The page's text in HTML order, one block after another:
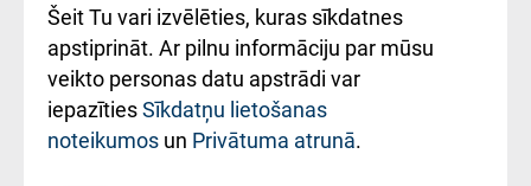
Rekvizīti un
ārstniecības
iestādes kods
010000234
Šeit Tu vari izvēlēties, kuras sīkdatnes
apstiprināt. Ar pilnu informāciju par mūsu
veikto personas datu apstrādi var
iepazītiesSīkdatņu lietošanas
noteikumos un Privātuma atrunā.